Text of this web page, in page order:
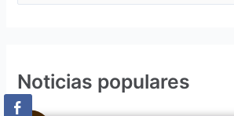
a
r
Noticias populares